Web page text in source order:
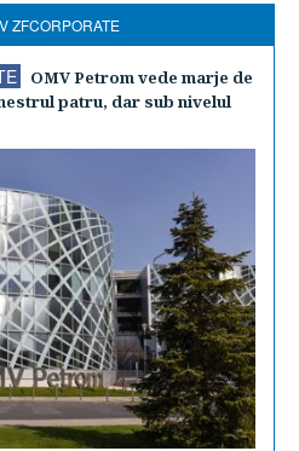
ZFCORPORATE
OMV Petrom vede marje de
patru, dar sub nivelul